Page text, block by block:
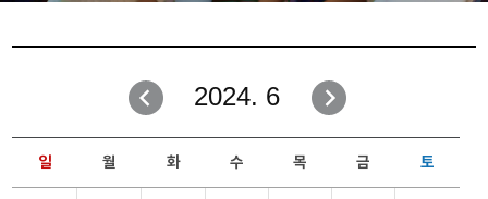
2024. 6
일 월 화 수 목 금 토